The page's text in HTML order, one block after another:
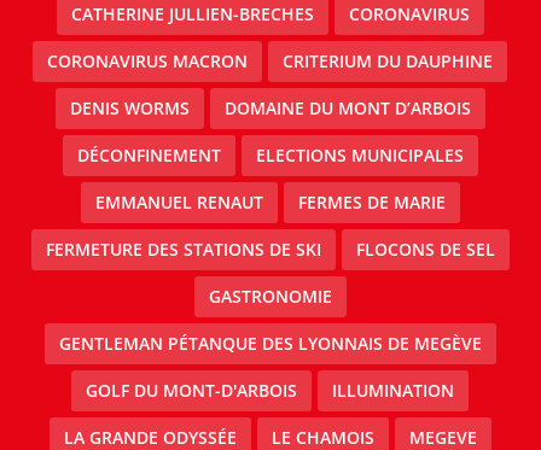
CATHERINE JULLIEN-BRECHES CORONAVIRUS
CORONAVIRUS MACRON CRITERIUM DU DAUPHINE
DENIS WORMS DOMAINE DU MONT D’ARBOIS
DÉCONFINEMENT ELECTIONS MUNICIPALES
EMMANUEL RENAUT FERMES DE MARIE
FERMETURE DES STATIONS DE SKI FLOCONS DE SEL
GASTRONOMIE
GENTLEMAN PÉTANQUE DES LYONNAIS DE MEGÈVE
GOLF DU MONT-D'ARBOIS ILLUMINATION
LA GRANDE ODYSSÉE LE CHAMOIS MEGEVE